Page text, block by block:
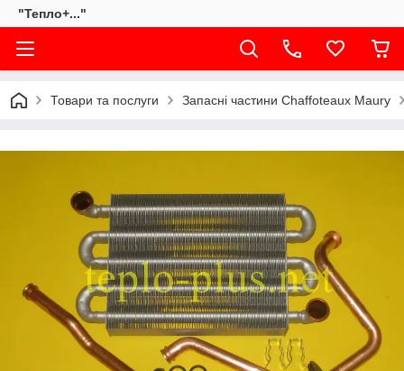
"Тепло+..."
Товари та послуги Запасні частини Chaffoteaux Maury